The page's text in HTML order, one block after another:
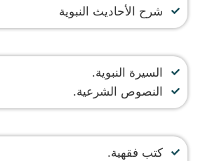
شرح الأحاديث النبوية
السيرة النبوية.
النصوص الشرعية.
كتب فقهية.